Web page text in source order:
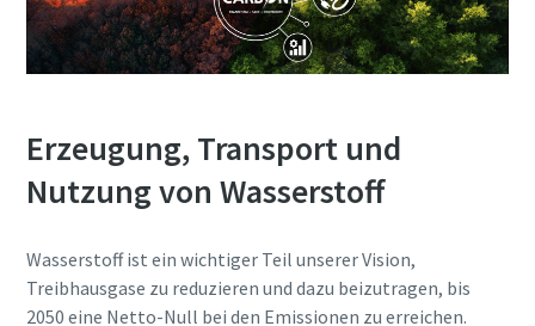
Erzeugung, Transport und
Nutzung von Wasserstoff
Wasserstoff ist ein wichtiger Teil unserer Vision,
Treibhausgase zu reduzieren und dazu beizutragen, bis
2050 eine Netto-Null bei den Emissionen zu erreichen.
Sie können uns auch direkt eine Nachricht senden,
Sie auf die folgende E-Mail-Adresse
klicken:website.austria@atlascopco.com
Alle mit (*) gekennzeichnete Felder sind Pflichtfelder.
Persönliche Angaben
Vorname